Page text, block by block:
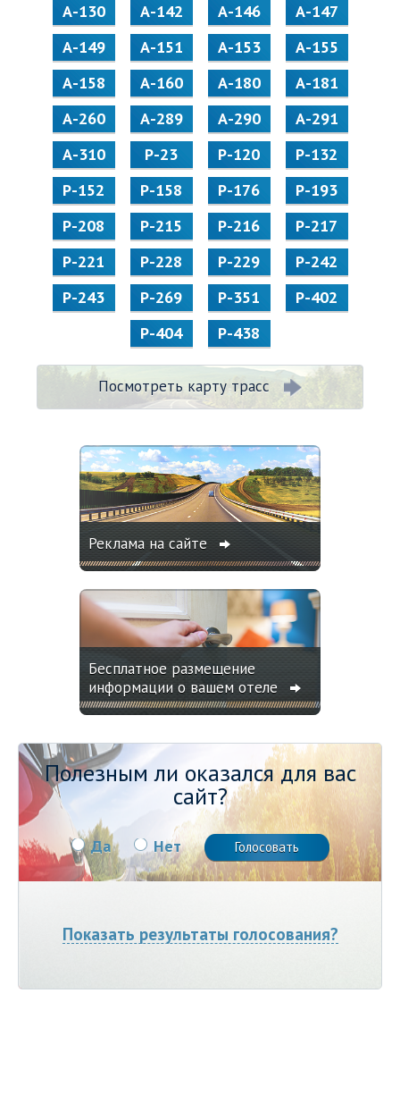
А-130
А-142 А-146
А-147
А-149
А-151 А-153
А-155
А-158
А-160 А-180
А-181
А-260
А-289 А-290
А-291
А-310
Р-23 Р-120
Р-132
Р-152
Р-158 Р-176
Р-193
Р-208
Р-215 Р-216
Р-217
Р-221
Р-228 Р-229
Р-242
Р-243
Р-269 Р-351
Р-402
Р-404
Р-438
Посмотреть карту трасс
Реклама на сайте
Бесплатное размещение
информации о вашем отеле
Полезным ли оказался для вас
сайт?
Да Нет
Показать результаты голосования?